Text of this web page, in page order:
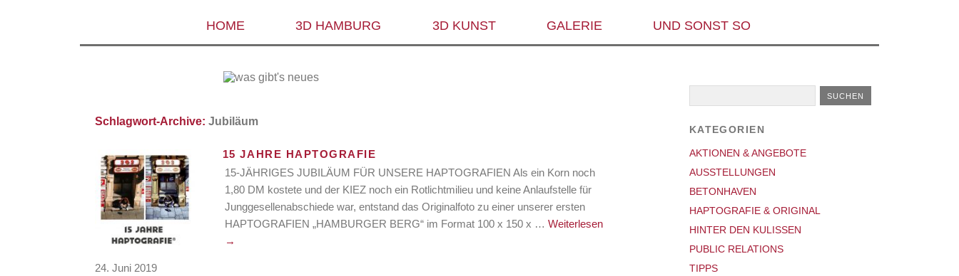
HOME 3D HAMBURG 3D KUNST GALERIE UND SONST SO
Schlagwort-Archive: Jubiläum
24. Juni 2019
15 JAHRE HAPTOGRAFIE
15-JÄHRIGES JUBILÄUM FÜR UNSERE HAPTOGRAFIEN Als ein Korn noch
1,80 DM kostete und der KIEZ noch ein Rotlichtmilieu und keine Anlaufstelle für
Junggesellenabschiede war, entstand das Originalfoto zu einer unserer ersten
HAPTOGRAFIEN „HAMBURGER BERG“ im Format 100 x 150 x …Weiterlesen
→
KATEGORIEN
AKTIONEN & ANGEBOTE
AUSSTELLUNGEN
BETONHAVEN
HAPTOGRAFIE & ORIGINAL
HINTER DEN KULISSEN
PUBLIC RELATIONS
TIPPS